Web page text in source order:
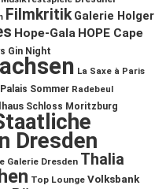
Filmkritik Galerie Holger
Hope-Gala HOPE Cape
Gin Night
La Saxe à Paris
Palais Sommer Radebeul
Schloss Moritzburg
Dresden
Galerie Dresden Thalia
Top Lounge Volksbank